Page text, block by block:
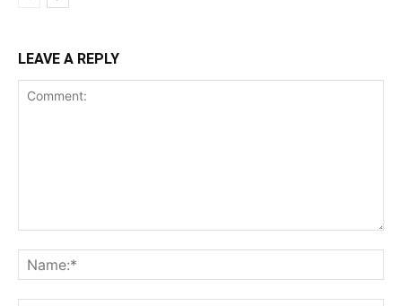
LEAVE A REPLY